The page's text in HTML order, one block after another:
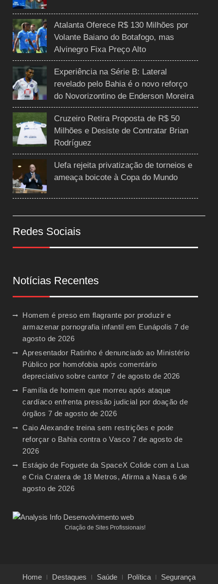
Atalanta Oferece R$ 130 Milhões por
Volante Baiano do Botafogo, mas
Alvinegro Fixa Preço Alto
Experiência na Série B: Lateral
revelado pelo Bahia é o novo reforço
do Novorizontino de Enderson Moreira
Cruzeiro Retira Proposta de R$ 50
Milhões e Desiste de Contratar Brian
Rodríguez
Uefa rejeita privatização de torneios e
ameaça boicote à Copa do Mundo
Redes Sociais
Notícias Recentes
Homem é preso em flagrante por produzir e
armazenar pornografia infantil em Eunápolis 7 de
agosto de 2026
Apresentador Ratinho é denunciado ao Ministério
Público por homofobia após comentário
depreciativo sobre cantor 7 de agosto de 2026
Família de homem que morreu após ataque
cardíaco enfrenta pressão judicial por doação de
órgãos 7 de agosto de 2026
Caio Alexandre treina sem restrições e pode
reforçar o Bahia contra o Vasco 7 de agosto de
2026
Estágio de Foguete da SpaceX Colide com a Lua
e Cria Cratera de 18 Metros, Afirma a Nasa 6 de
agosto de 2026
Criação de Sites Profissionais!
Home Destaques Saúde Política Segurança